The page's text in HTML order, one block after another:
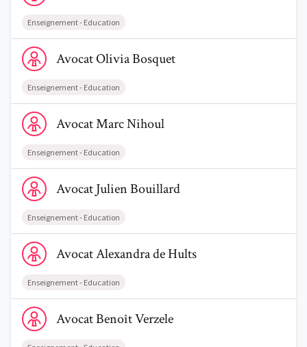
Trouve un avocat
Qui sommes-nous
Une start-up 100% indépendante
Enseignement - Education
Voir le profil de AvocatOlivia Bosquet
AvocatOliviaBosquet
Enseignement - Education
Voir le profil de AvocatMarc Nihoul
AvocatMarcNihoul
Enseignement - Education
Voir le profil de AvocatJulien Bouillard
AvocatJulienBouillard
Enseignement - Education
Voir le profil de AvocatAlexandra de Hults
AvocatAlexandrade Hults
Enseignement - Education
Voir le profil de AvocatBenoît Verzele
AvocatBenoîtVerzele